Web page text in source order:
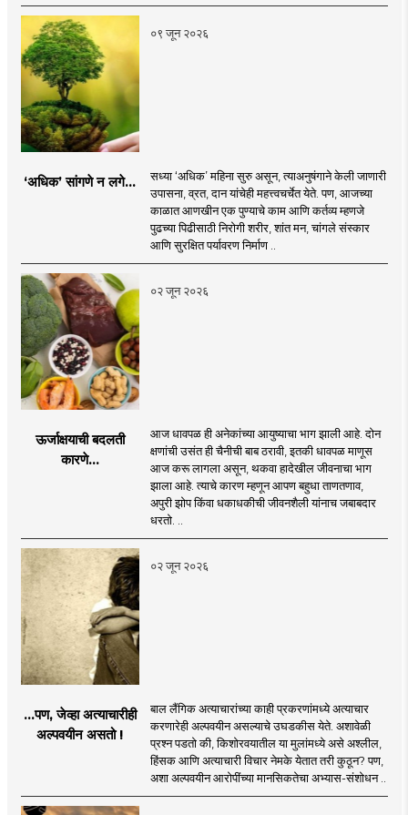
०९ जून २०२६
‘अधिक‌’ सांगणे न लगे...
सध्या ‌‘अधिक‌’ महिना सुरु असून, त्याअनुषंगाने केली जाणारी
उपासना, व्रत, दान यांचेही महत्त्वचर्चेत येते. पण, आजच्या
काळात आणखीन एक पुण्याचे काम आणि कर्तव्य म्हणजे
पुढच्या पिढीसाठी निरोगी शरीर, शांत मन, चांगले संस्कार
आणि सुरक्षित पर्यावरण निर्माण ..
०२ जून २०२६
ऊर्जाक्षयाची बदलती
कारणे...
आज धावपळ ही अनेकांच्या आयुष्याचा भाग झाली आहे. दोन
क्षणांची उसंत ही चैनीची बाब ठरावी, इतकी धावपळ माणूस
आज करू लागला असून, थकवा हादेखील जीवनाचा भाग
झाला आहे. त्याचे कारण म्हणून आपण बहुधा ताणतणाव,
अपुरी झोप किंवा धकाधकीची जीवनशैली यांनाच जबाबदार
धरतो. ..
०२ जून २०२६
...पण, जेव्हा अत्याचारीही
अल्पवयीन असतो !
बाल लैंगिक अत्याचारांच्या काही प्रकरणांमध्ये अत्याचार
करणारेही अल्पवयीन असल्याचे उघडकीस येते. अशावेळी
प्रश्न पडतो की, किशोरवयातील या मुलांमध्ये असे अश्लील,
हिंसक आणि अत्याचारी विचार नेमके येतात तरी कुठून? पण,
अशा अल्पवयीन आरोपींच्या मानसिकतेचा अभ्यास-संशोधन ..